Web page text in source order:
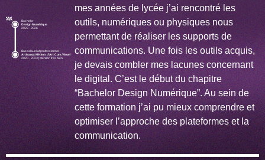
Baccalauréat professionnel
Artisanat Métiers d'Art Com. Visuel
2020 - 2023 | Mention très bien.
Bachelor
Design Numérique
2023 - 2026
mes années de lycée j’ai rencontré les
outils, numériques ou physiques nous
permettant de réaliser les supports de
communications. Une fois les outils acquis,
je devais combler mes lacunes concernant
le digital. C’est le début du chapitre
“Bachelor Design Numérique”. Au sein de
cette formation j’ai pu mieux comprendre et
optimiser l’approche des plateformes et la
communication.